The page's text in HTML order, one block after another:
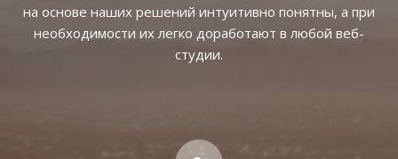
на основе наших решений интуитивно понятны, а при
необходимости их легко доработают в любой веб-
студии.